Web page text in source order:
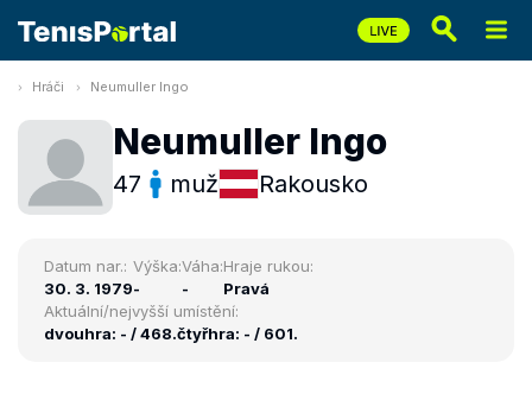
Hráči Neumuller Ingo
Neumuller Ingo
47 muž Rakousko
Datum nar.:
30. 3. 1979
Výška:
-
Váha:
-
Hraje rukou:
Pravá
Aktuální/nejvyšší umístění:
dvouhra: - / 468.čtyřhra: - / 601.